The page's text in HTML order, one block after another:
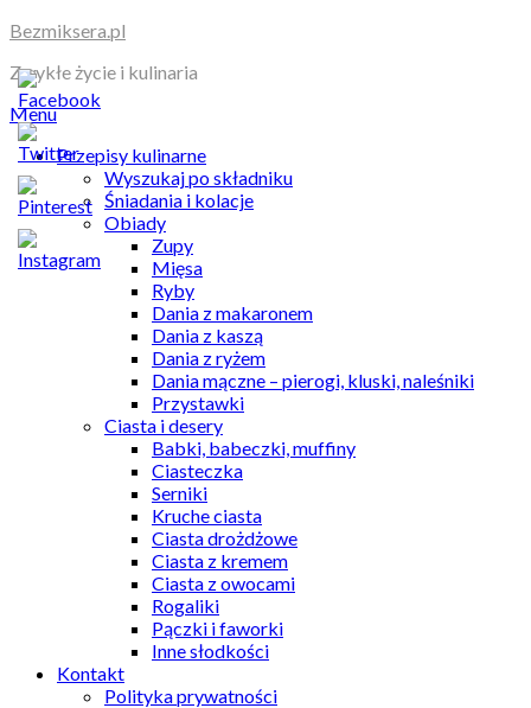
Skip
content
Bezmiksera.pl
Zwykłe życie i kulinaria
Menu
Przepisy kulinarne
Wyszukaj po składniku
Śniadania i kolacje
Obiady
Zupy
Mięsa
Ryby
Dania z makaronem
Dania z kaszą
Dania z ryżem
Dania mączne – pierogi, kluski, naleśniki
Przystawki
Ciasta i desery
Babki, babeczki, muffiny
Ciasteczka
Serniki
Kruche ciasta
Ciasta drożdżowe
Ciasta z kremem
Ciasta z owocami
Rogaliki
Pączki i faworki
Inne słodkości
Kontakt
Polityka prywatności